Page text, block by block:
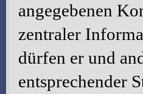
angegebenen
zentraler
dürfen er und
entsprechender